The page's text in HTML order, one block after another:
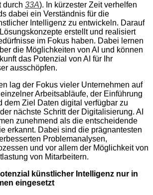
durch 33A). In kürzester Zeit verhelfen
dabei ein Verständnis für die
Intelligenz zu entwickeln. Darauf
erstellt und realisiert
im Fokus haben. Dabei lernen
die Möglichkeiten von AI und können
das Potenzial von AI für Ihr
ausschöpfen.
lag der Fokus vieler Unternehmen auf
Arbeitsabläufe, der Einführung
dem Ziel Daten digital verfügbar zu
nächste Schritt der Digitalisierung. AI
zunehmend als die entscheidende
erkannt. Dabei sind die prägnantesten
Problemanalysen,
und vor allem der Möglichkeit von
von Mitarbeitern.
künstlicher Intelligenz nur in
eingesetzt